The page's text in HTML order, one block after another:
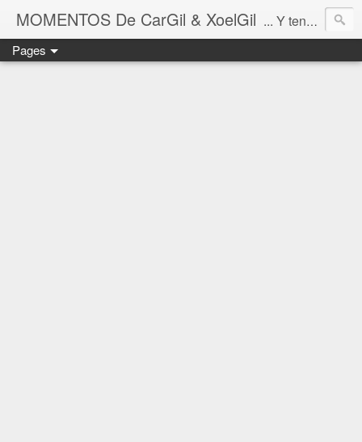
MOMENTOS De CarGil & XoelGil ... Y tengan cuidado ahí fuera, por favor.
Pages